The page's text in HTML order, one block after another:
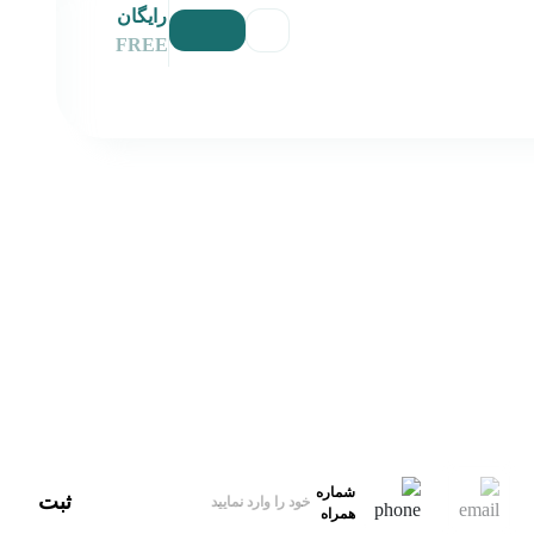
رایگان
FREE
شماره
همراه
ثبت